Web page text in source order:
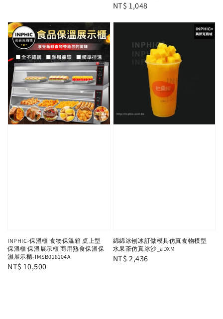
Regular
NT$ 1,048
INPHIC-保溫櫃 食物保溫箱 桌上型
保溫櫃 保溫展示櫃 商用熟食保溫保
濕展示櫃-IMSB018104A
Regular
NT$ 10,500
綿綿冰刨冰訂做模具仿真食物模型
水果茶仿真冰沙_aDXM
Regular
NT$ 2,436